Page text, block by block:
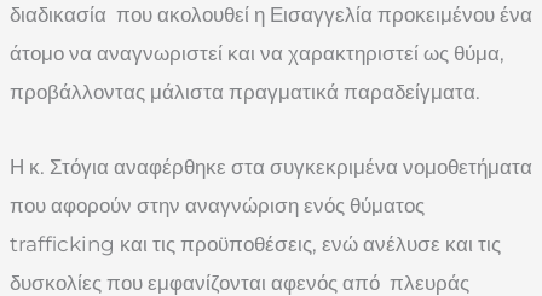
διαδικασία που ακολουθεί η Εισαγγελία προκειμένου ένα
άτομο να αναγνωριστεί και να χαρακτηριστεί ως θύμα,
προβάλλοντας μάλιστα πραγματικά παραδείγματα.
Η κ. Στόγια αναφέρθηκε στα συγκεκριμένα νομοθετήματα
που αφορούν στην αναγνώριση ενός θύματος
trafficking και τις προϋποθέσεις, ενώ ανέλυσε και τις
δυσκολίες που εμφανίζονται αφενός από πλευράς